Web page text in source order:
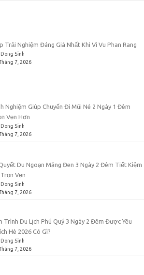
Trải Nghiệm Đáng Giá Nhất Khi Vi Vu Phan Rang
Sinh
7, 2026
Nghiệm Giúp Chuyến Đi Mũi Né 2 Ngày 1 Đêm
Vẹn Hơn
Sinh
7, 2026
Du Ngoạn Măng Đen 3 Ngày 2 Đêm Tiết Kiệm
Vẹn
Sinh
7, 2026
Trình Du Lịch Phú Quý 3 Ngày 2 Đêm Được Yêu
Hè 2026 Có Gì?
Sinh
7, 2026